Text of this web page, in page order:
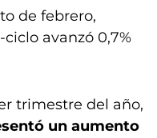
de febrero,
avanzó 0,7%
trimestre del año,
un aumento